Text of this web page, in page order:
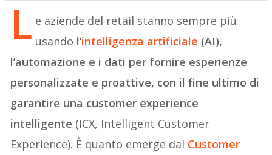
L e aziende del retail stanno sempre più
usando l’intelligenza artificiale (AI),
l’automazione e i dati per fornire esperienze
personalizzate e proattive, con il fine ultimo di
garantire una customer experience
intelligente (ICX, Intelligent Customer
Experience). È quanto emerge dal Customer